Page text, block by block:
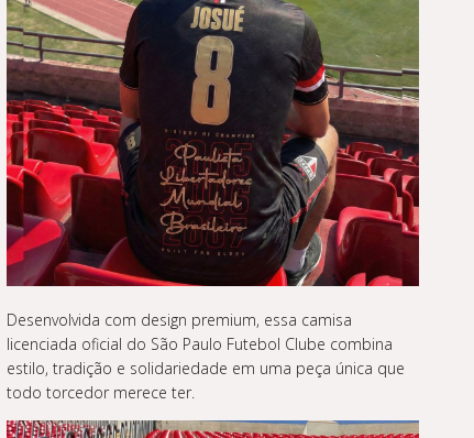
Desenvolvida com design premium, essa camisa
licenciada oficial do São Paulo Futebol Clube combina
estilo, tradição e solidariedade em uma peça única que
todo torcedor merece ter.